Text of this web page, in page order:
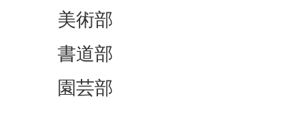
美術部
書道部
園芸部